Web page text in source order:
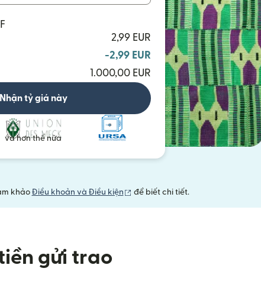
2,99 EUR
-2,99 EUR
1.000,00 EUR
Nhận tỷ giá này
và hơn thế nữa
khảo Điều khoản và Điều kiện (mở trong cửa sổ mới)
để biết chi tiết.
gửi trao